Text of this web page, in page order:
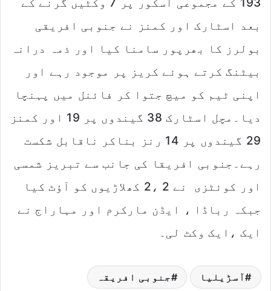
193 کے مجموعی اسکور پر 7 وکٹیں گرنے کے
بعد اسٹارک اور کمنز نے جنوبی افریقی
بولرز کا بھرپور سامنا کیا اور ذمہ درانہ
بیٹنگ کرتے ہوئے کریز پر موجود رہے اور
اپنی ٹیم کو میچ جتوا کر فائنل میں پہنچا
دیا۔مچل اسٹارک 38 گیندوں پر 19 اور کمنز
29 گیندوں پر 14 رنز بناکر ناقابل شکست
رہے۔جنوبی افریقا کی جانب سے تبریز شمسی
اور کوئٹزی نے 2 ،2 کھلاڑیوں کو آؤٹ کیا
جبکہ رباڈا ، ایڈن مارکرم اور مہاراج نے
ایک ،ایک وکٹ لی۔
آسڑیلیا جنوبی افریقہ